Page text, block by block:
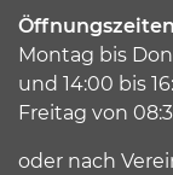
Öffnungszeiten
Montag bis
und 14:00 bis
Freitag von
oder nach